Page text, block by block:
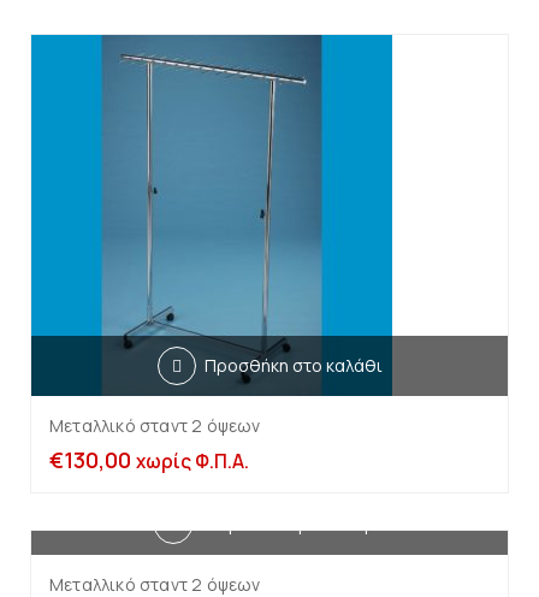
Προσθήκη στο καλάθι
Μεταλλικό σταντ 2 όψεων
€130,00 χωρίς Φ.Π.Α.
Μεταλλικό σταντ 2 όψεων